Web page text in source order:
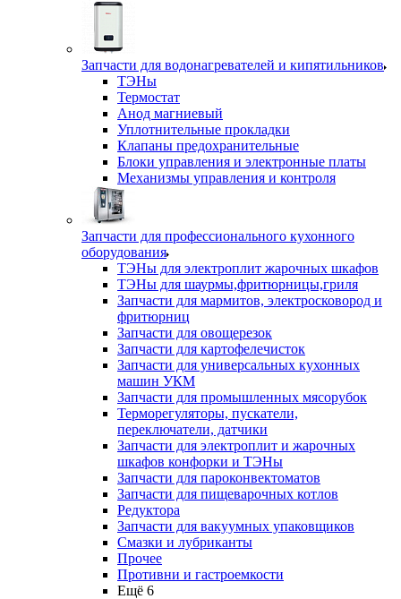
Запчасти для водонагревателей и кипятильников
ТЭНы
Термостат
Анод магниевый
Уплотнительные прокладки
Клапаны предохранительные
Блоки управления и электронные платы
Механизмы управления и контроля
Запчасти для профессионального кухонного
оборудования
ТЭНы для электроплит жарочных шкафов
ТЭНы для шаурмы,фритюрницы,гриля
Запчасти для мармитов, электросковород и
фритюрниц
Запчасти для овощерезок
Запчасти для картофелечисток
Запчасти для универсальных кухонных
машин УКМ
Запчасти для промышленных мясорубок
Терморегуляторы, пускатели,
переключатели, датчики
Запчасти для электроплит и жарочных
шкафов конфорки и ТЭНы
Запчасти для пароконвектоматов
Запчасти для пищеварочных котлов
Редуктора
Запчасти для вакуумных упаковщиков
Смазки и лубриканты
Прочее
Противни и гастроемкости
Ещё 6